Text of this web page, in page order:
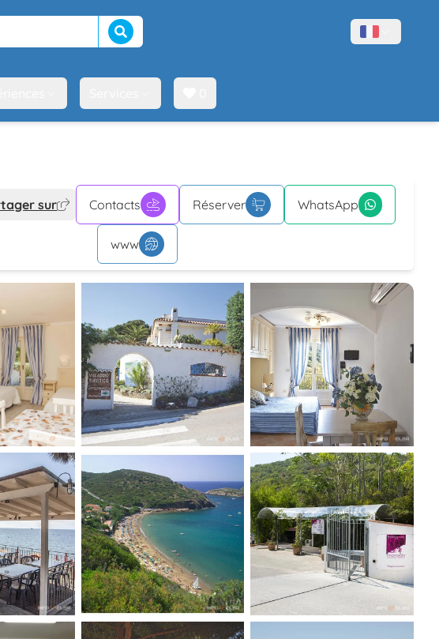
Lancer la recherche Menù lingue
sur Contacts Réserver WhatsApp
www